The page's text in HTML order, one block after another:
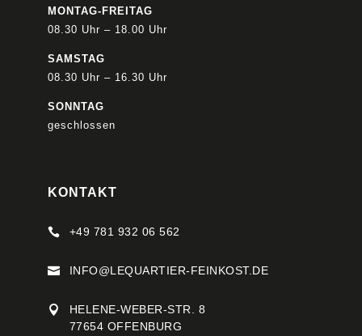
MONTAG-FREITAG
08.30 Uhr – 18.00 Uhr
SAMSTAG
08.30 Uhr – 16.30 Uhr
SONNTAG
geschlossen
KONTAKT
 +49 781 932 06 562
 INFO@LEQUARTIER-FEINKOST.DE

HELENE-WEBER-STR. 8
77654 OFFENBURG